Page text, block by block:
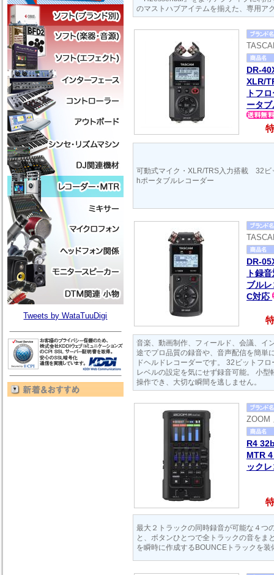
Tweets by WataTuuDigi
のマストハブアイテムを揃えた、専用ア
DR-
XLR/
トフ
ータ
可動式マイク・XLR/TRS入力搭載 32ビ
hポータブルレコーダー
DR-
ト録
ブル
C対応
音楽、動画制作、フィールド、会議、イ
途でプロ品質の録音や、音声配信を簡単
ドヘルドレコーダーです。 32ビットフ
レベルの設定を気にせず録音可能。 小型
操作でき、大切な瞬間を逃しません。
ZOOM
R4
MTR
ック
最大２トラックの同時録音が可能な４つ
と、ボタンひとつで全トラックの音をま
を瞬時に作成するBOUNCEトラックを装